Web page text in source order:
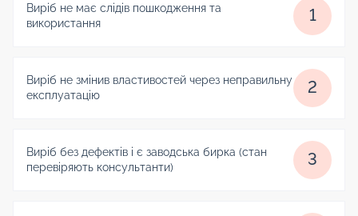
Виріб не має слідів пошкодження та
використання
1
Виріб не змінив властивостей через неправильну
експлуатацію
2
Виріб без дефектів і є заводська бирка (стан
перевіряють консультанти)
3